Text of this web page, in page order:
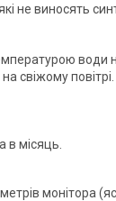
не виносять
води
свіжому
в місяць.
монітора